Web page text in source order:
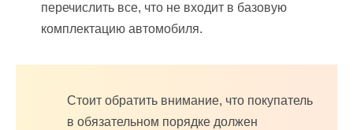
перечислить все, что не входит в базовую
комплектацию автомобиля.
Стоит обратить внимание, что покупатель
в обязательном порядке должен